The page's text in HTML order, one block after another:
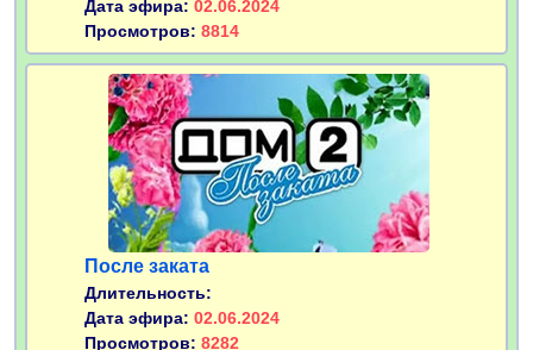
Дата эфира: 02.06.2024
Просмотров: 8814
После заката
Длительность:
Дата эфира: 02.06.2024
Просмотров: 8282